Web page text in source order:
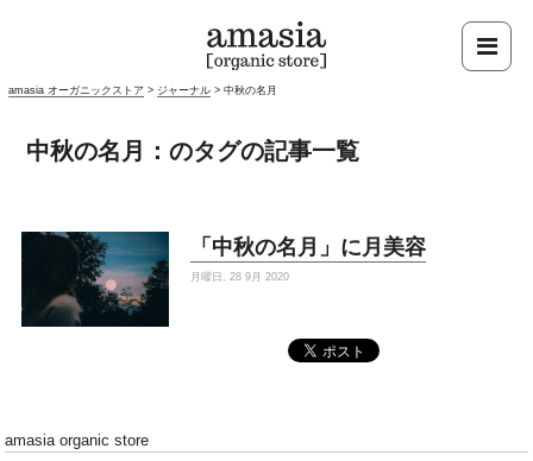
amasia オーガニックストア > ジャーナル >中秋の名月
中秋の名月：のタグの記事一覧
「中秋の名月」に月美容
月曜日, 28 9月 2020
amasia organic store